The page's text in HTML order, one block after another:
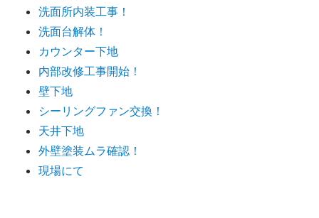
洗面所内装工事！
洗面台解体！
カウンター下地
内部改修工事開始！
壁下地
シーリングファン交換！
天井下地
外壁塗装ムラ確認！
現場にて